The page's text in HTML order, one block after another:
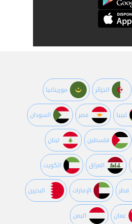
الجزائر موريتانيا
ليبيا مصر السودان
فلسطين لبنان
العراق الكويت
قطر اﻹمارات البحرين
عمان اليمن